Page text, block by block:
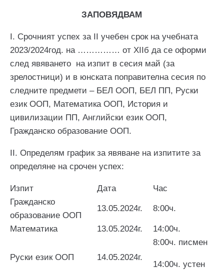
ЗАПОВЯДВАМ
І. Срочният успех за ІІ учебен срок на учебната
2023/2024год. на …………… от ХІІб да се оформи
след явяването на изпит в сесия май (за
зрелостници) и в юнската поправителна сесия по
следните предмети – БЕЛ ООП, БЕЛ ПП, Руски
език ООП, Математика ООП, История и
цивилизации ПП, Английски език ООП,
Гражданско образование ООП.
ІІ. Определям график за явяване на изпитите за
определяне на срочен успех:
Изпит Дата
Час
Гражданско
образование ООП
13.05.2024г. 8:00ч.
Математика 13.05.2024г. 14:00ч.
Руски език ООП 14.05.2024г.
8:00ч. писмен
14:00ч. устен